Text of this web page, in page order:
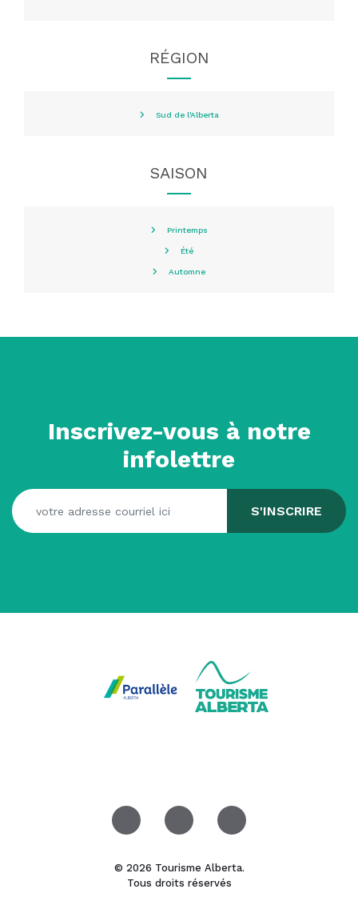
RÉGION
Sud de l'Alberta
SAISON
Printemps
Été
Automne
Inscrivez-vous à notre
infolettre
© 2026 Tourisme Alberta.
Tous droits réservés